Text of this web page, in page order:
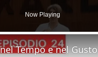
Now Playing
Tempo e nel Gusto